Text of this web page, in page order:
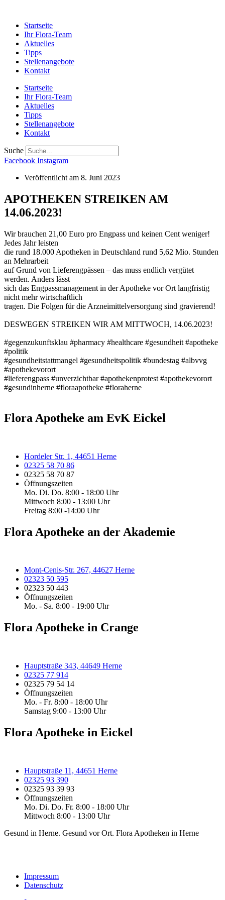
Startseite
Ihr Flora-Team
Aktuelles
Tipps
Stellenangebote
Kontakt
Startseite
Ihr Flora-Team
Aktuelles
Tipps
Stellenangebote
Kontakt
Suche
Facebook Instagram
Veröffentlicht am 8. Juni 2023
APOTHEKEN STREIKEN AM
14.06.2023!
Wir brauchen 21,00 Euro pro Engpass und keinen Cent weniger!
Jedes Jahr leisten
die rund 18.000 Apotheken in Deutschland rund 5,62 Mio. Stunden
an Mehrarbeit
auf Grund von Lieferengpässen – das muss endlich vergütet
werden. Anders lässt
sich das Engpassmanagement in der Apotheke vor Ort langfristig
nicht mehr wirtschaftlich
tragen. Die Folgen für die Arzneimittelversorgung sind gravierend!
DESWEGEN STREIKEN WIR AM MITTWOCH, 14.06.2023!
#gegenzukunftsklau #pharmacy #healthcare #gesundheit #apotheke
#politik
#gesundheitstattmangel #gesundheitspolitik #bundestag #albvvg
#apothekevorort
#lieferengpass #unverzichtbar #apothekenprotest #apothekevorort
#gesundinherne #floraapotheke #floraherne
Flora Apotheke am EvK Eickel
Hordeler Str. 1, 44651 Herne
02325 58 70 86
02325 58 70 87
Öffnungszeiten
Mo. Di. Do. 8:00 - 18:00 Uhr
Mittwoch 8:00 - 13:00 Uhr
Freitag 8:00 -14:00 Uhr
Flora Apotheke an der Akademie
Mont-Cenis-Str. 267, 44627 Herne
02323 50 595
02323 50 443
Öffnungszeiten
Mo. - Sa. 8:00 - 19:00 Uhr
Flora Apotheke in Crange
Hauptstraße 343, 44649 Herne
02325 77 914
02325 79 54 14
Öffnungszeiten
Mo. - Fr. 8:00 - 18:00 Uhr
Samstag 9:00 - 13:00 Uhr
Flora Apotheke in Eickel
Hauptstraße 11, 44651 Herne
02325 93 390
02325 93 39 93
Öffnungszeiten
Mo. Di. Do. Fr. 8:00 - 18:00 Uhr
Mittwoch 8:00 - 13:00 Uhr
Gesund in Herne. Gesund vor Ort. Flora Apotheken in Herne
Impressum
Datenschutz